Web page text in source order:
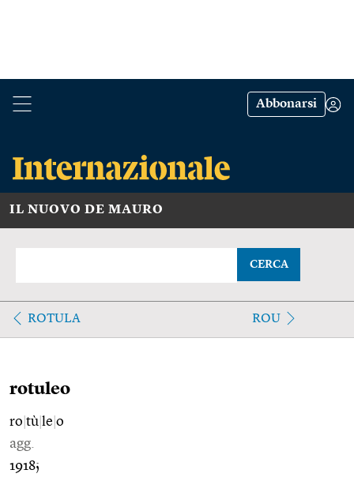
Abbonarsi
IL NUOVO DE MAURO
CERCA
ROTULA ROU
rotuleo
ro tù le o
agg.
1918;